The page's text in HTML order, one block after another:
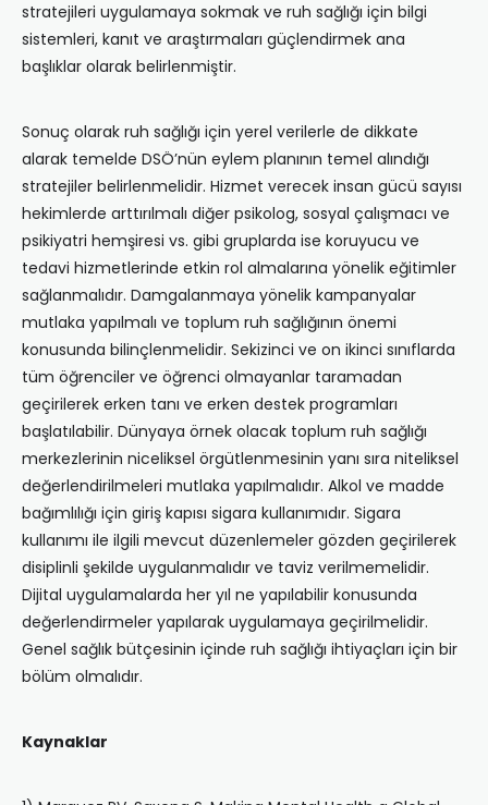
stratejileri uygulamaya sokmak ve ruh sağlığı için bilgi
sistemleri, kanıt ve araştırmaları güçlendirmek ana
başlıklar olarak belirlenmiştir.
Sonuç olarak ruh sağlığı için yerel verilerle de dikkate
alarak temelde DSÖ’nün eylem planının temel alındığı
stratejiler belirlenmelidir. Hizmet verecek insan gücü sayısı
hekimlerde arttırılmalı diğer psikolog, sosyal çalışmacı ve
psikiyatri hemşiresi vs. gibi gruplarda ise koruyucu ve
tedavi hizmetlerinde etkin rol almalarına yönelik eğitimler
sağlanmalıdır. Damgalanmaya yönelik kampanyalar
mutlaka yapılmalı ve toplum ruh sağlığının önemi
konusunda bilinçlenmelidir. Sekizinci ve on ikinci sınıflarda
tüm öğrenciler ve öğrenci olmayanlar taramadan
geçirilerek erken tanı ve erken destek programları
başlatılabilir. Dünyaya örnek olacak toplum ruh sağlığı
merkezlerinin niceliksel örgütlenmesinin yanı sıra niteliksel
değerlendirilmeleri mutlaka yapılmalıdır. Alkol ve madde
bağımlılığı için giriş kapısı sigara kullanımıdır. Sigara
kullanımı ile ilgili mevcut düzenlemeler gözden geçirilerek
disiplinli şekilde uygulanmalıdır ve taviz verilmemelidir.
Dijital uygulamalarda her yıl ne yapılabilir konusunda
değerlendirmeler yapılarak uygulamaya geçirilmelidir.
Genel sağlık bütçesinin içinde ruh sağlığı ihtiyaçları için bir
bölüm olmalıdır.
Kaynaklar